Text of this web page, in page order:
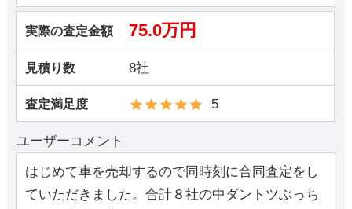
実際の査定金額 75.0万円
見積り数 8社
査定満足度 5
ユーザーコメント
はじめて車を売却するので同時刻に合同査定をし
ていただきました。合計８社の中ダントツぶっち